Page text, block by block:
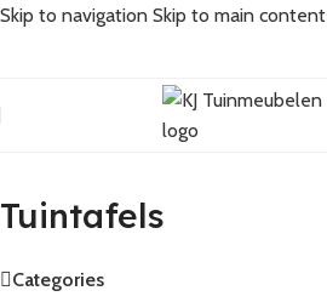
Skip to navigation Skip to main content
Tuintafels
Categories